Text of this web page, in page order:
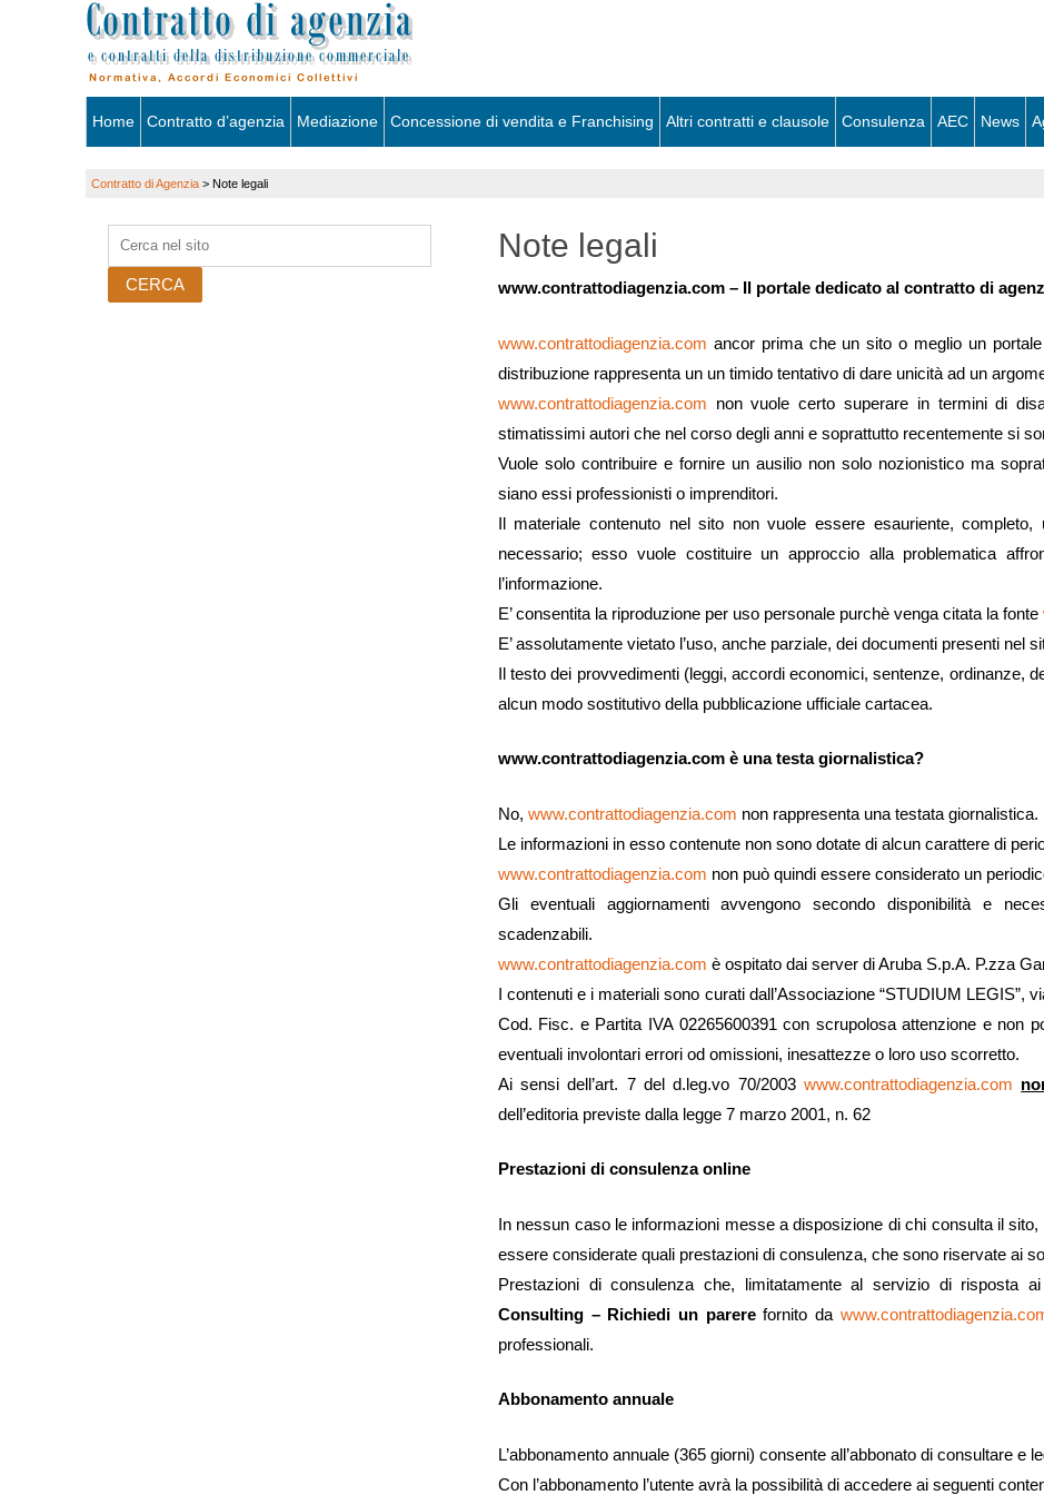
Skip
Home Contratto d’agenzia Mediazione Concessione di vendita e Franchising Altri contratti e clausole Consulenza AEC News
Contratto di Agenzia > Note legali
Note legali
www.contrattodiagenzia.com – Il portale dedicato al contratto di
www.contrattodiagenzia.com ancor prima che un sito o meglio un
distribuzione rappresenta un un timido tentativo di dare unicità ad un
www.contrattodiagenzia.com non vuole certo superare in termini di
stimatissimi autori che nel corso degli anni e soprattutto recentemente si
Vuole solo contribuire e fornire un ausilio non solo nozionistico ma
siano essi professionisti o imprenditori.
Il materiale contenuto nel sito non vuole essere esauriente, completo,
necessario; esso vuole costituire un approccio alla problematica
l’informazione.
E’ consentita la riproduzione per uso personale purchè venga citata la fonte
E’ assolutamente vietato l’uso, anche parziale, dei documenti presenti nel
Il testo dei provvedimenti (leggi, accordi economici, sentenze, ordinanze,
alcun modo sostitutivo della pubblicazione ufficiale cartacea.
www.contrattodiagenzia.com è una testa giornalistica?
No, www.contrattodiagenzia.com non rappresenta una testata giornalistica.
Le informazioni in esso contenute non sono dotate di alcun carattere di
www.contrattodiagenzia.com non può quindi essere considerato un
Gli eventuali aggiornamenti avvengono secondo disponibilità e
scadenzabili.
www.contrattodiagenzia.com è ospitato dai server di Aruba S.p.A. P.zza
I contenuti e i materiali sono curati dall’Associazione “STUDIUM LEGIS”,
Cod. Fisc. e Partita IVA 02265600391 con scrupolosa attenzione e non
eventuali involontari errori od omissioni, inesattezze o loro uso scorretto.
Ai sensi dell’art. 7 del d.leg.vo 70/2003 www.contrattodiagenzia.com
dell’editoria previste dalla legge 7 marzo 2001, n. 62
Prestazioni di consulenza online
In nessun caso le informazioni messe a disposizione di chi consulta il
essere considerate quali prestazioni di consulenza, che sono riservate ai
Prestazioni di consulenza che, limitatamente al servizio di risposta
Consulting – Richiedi un parerefornito da
professionali.
Abbonamento annuale
L’abbonamento annuale (365 giorni) consente all’abbonato di consultare e
Con l’abbonamento l’utente avrà la possibilità di accedere ai seguenti